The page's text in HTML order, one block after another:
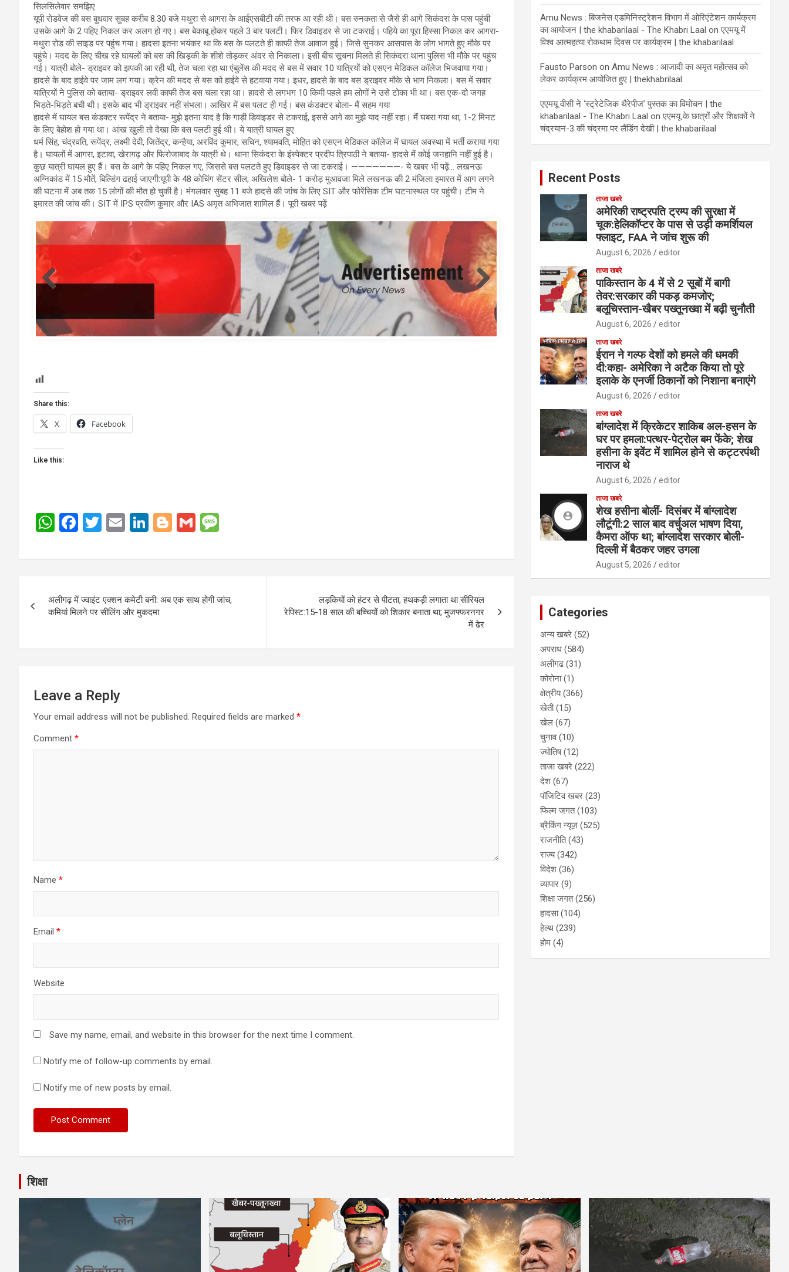
सिलसिलेवार समझिए
यूपी रोडवेज की बस बुधवार सुबह करीब 8.30 बजे मथुरा से आगरा के आईएसबीटी की तरफ आ रही थी। बस रुनकता से जैसे ही आगे सिकंदरा के पास पहुंची
उसके आगे के 2 पहिए निकल कर अलग हो गए। बस बेकाबू होकर पहले 3 बार पलटी। फिर डिवाइडर से जा टकराई। पहिये का पूरा हिस्सा निकल कर आगरा-
मथुरा रोड की साइड पर पहुंच गया। हादसा इतना भयंकर था कि बस के पलटते ही काफी तेज आवाज हुई। जिसे सुनकर आसपास के लोग भागते हुए मौके पर
पहुंचे। मदद के लिए चीख रहे घायलों को बस की खिड़की के शीशे तोड़कर अंदर से निकाला। इसी बीच सूचना मिलते ही सिकंदरा थाना पुलिस भी मौके पर पहुंच
गई। यात्री बोले- ड्राइवर को झपकी आ रही थी, तेज चला रहा था एंबुलेंस की मदद से बस में सवार 10 यात्रियों को एसएन मेडिकल कॉलेज भिजवाया गया।
हादसे के बाद हाईवे पर जाम लग गया। क्रेन की मदद से बस को हाईवे से हटवाया गया। इधर, हादसे के बाद बस ड्राइवर मौके से भाग निकला। बस में सवार
यात्रियों ने पुलिस को बताया- ड्राइवर लवी काफी तेज बस चला रहा था। हादसे से लगभग 10 किमी पहले हम लोगों ने उसे टोका भी था। बस एक-दो जगह
भिड़ते-भिड़ते बची थी। इसके बाद भी ड्राइवर नहीं संभला। आखिर में बस पलट ही गई। बस कंडक्टर बोला- मैं सहम गया
हादसे में घायल बस कंडक्टर रूपेंद्र ने बताया- मुझे इतना याद है कि गाड़ी डिवाइडर से टकराई, इससे आगे का मुझे याद नहीं रहा। मैं घबरा गया था, 1-2 मिनट
के लिए बेहोश हो गया था। आंख खुली तो देखा कि बस पलटी हुई थी। ये यात्री घायल हुए
धर्म सिंह, चंद्रवति, रूपेंद्र, लक्ष्मी देवी, जितेंद्र, कन्हैया, अरविंद कुमार, सचिन, श्यामवति, मोहित को एसएन मेडिकल कॉलेज में घायल अवस्था में भर्ती कराया गया
है। घायलों में आगरा, इटावा, खेरागढ़ और फिरोजाबाद के यात्री थे। थाना सिकंदरा के इंस्पेक्टर प्रदीप त्रिपाठी ने बताया- हादसे में कोई जनहानि नहीं हुई है।
कुछ यात्री घायल हुए हैं। बस के आगे के पहिए निकल गए, जिससे बस पलटते हुए डिवाइडर से जा टकराई। ———————- ये खबर भी पढ़ें… लखनऊ
अग्निकांड में 15 मौतें, बिल्डिंग ढहाई जाएगी:यूपी के 48 कोचिंग सेंटर सील; अखिलेश बोले- 1 करोड़ मुआवजा मिले लखनऊ की 2 मंजिला इमारत में आग लगने
की घटना में अब तक 15 लोगों की मौत हो चुकी है। मंगलवार सुबह 11 बजे हादसे की जांच के लिए SIT और फोरेंसिक टीम घटनास्थल पर पहुंची। टीम ने
इमारत की जांच की। SIT में IPS प्रवीण कुमार और IAS अमृत अभिजात शामिल हैं। पूरी खबर पढ़ें
template
Share this:
X Facebook
Like this:
W
at
A
p
F
ce
o
o
T
tt
E
ail
Li
ke
n
Bl
g
er
G
ail s
g
navigation
अलीगढ़ में ज्वाइंट एक्शन कमेटी बनी: अब एक साथ होगी जांच,
कमियां मिलने पर सीलिंग और मुकदमा
लड़कियों को हंटर से पीटता, हथकड़ी लगाता था सीरियल
रेपिस्ट:15-18 साल की बच्चियों को शिकार बनाता था; मुजफ्फरनगर
में ढेर
Leave a Reply
Your email address will not be published. Required fields are marked *
Comment *
Name *
Email *
Website
Save my name, email, and website in this browser for the next time I comment.
Notify me of follow-up comments by email.
Notify me of new posts by email.
Amu News : बिजनेस एडमिनिस्ट्रेशन विभाग में ओरिएंटेशन कार्यक्रम
का आयोजन | the khabarilaal - The Khabri Laal onएएमयू में
विश्व आत्महत्या रोकथाम दिवस पर कार्यक्रम | the khabarilaal
Fausto Parson onAmu News : आजादी का अमृत महोत्सव को
लेकर कार्यक्रम आयोजित हुए | thekhabrilaal
एएमयू वीसी ने ‘स्ट्रेटेजिक थैरेपीज’ पुस्तक का विमोचन | the
khabarilaal - The Khabri Laal onएएमयू के छात्रों और शिक्षकों ने
चंद्रयान-3 की चंद्रमा पर लैंडिंग देखी | the khabarilaal
Recent Posts
ताजा खबरे
अमेरिकी राष्ट्रपति ट्रम्प की सुरक्षा में
चूक:हेलिकॉप्टर के पास से उड़ी कमर्शियल
फ्लाइट, FAA ने जांच शुरू की
August 6, 2026 editor
ताजा खबरे
पाकिस्तान के 4 में से 2 सूबों में बागी
तेवर:सरकार की पकड़ कमजोर;
बलूचिस्तान-खैबर पख्तूनख्वा में बढ़ी चुनौती
August 6, 2026 editor
ताजा खबरे
ईरान ने गल्फ देशों को हमले की धमकी
दी:कहा- अमेरिका ने अटैक किया तो पूरे
इलाके के एनर्जी ठिकानों को निशाना बनाएंगे
August 6, 2026 editor
ताजा खबरे
बांग्लादेश में क्रिकेटर शाकिब अल-हसन के
घर पर हमला:पत्थर-पेट्रोल बम फेंके; शेख
हसीना के इवेंट में शामिल होने से कट्टरपंथी
नाराज थे
August 6, 2026 editor
ताजा खबरे
शेख हसीना बोलीं- दिसंबर में बांग्लादेश
लौटूंगी:2 साल बाद वर्चुअल भाषण दिया,
कैमरा ऑफ था; बांग्लादेश सरकार बोली-
दिल्ली में बैठकर जहर उगला
August 5, 2026 editor
Categories
अन्य खबरे (52)
अपराध (584)
अलीगढ(31)
कोरोना(1)
क्षेत्रीय(366)
खेती(15)
खेल (67)
चुनाव(10)
ज्योतिष(12)
ताजा खबरे (222)
देश (67)
पॉजिटिव खबर (23)
फिल्म जगत(103)
ब्रैकिंग न्यूज़ (525)
राजनीति(43)
राज्य(342)
विदेश (36)
व्यापार (9)
शिक्षा जगत(256)
हादसा(104)
हेल्थ (239)
होम (4)
शिक्षा